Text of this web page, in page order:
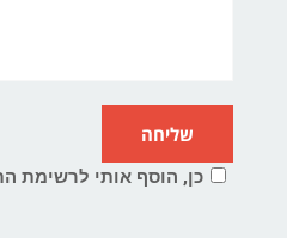
כן, הוסף אותי לרשימת